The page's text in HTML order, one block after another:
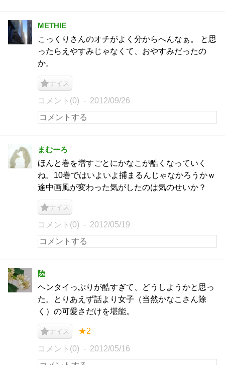
METHIE
こっくりさんのオチがよく分からへんなぁ。 と思
ったらえやすみじゃなくて、おやすみだったの
か。
ナイス
コメント(0) 2012/09/26
まむーろ
ほんと巻を増すごとにかなこが酷くなっていく
ね。10巻ではいよいよ捕まるんじゃなかろうかｗ
途中画風が変わった気がしたのは気のせいか？
ナイス
コメント(0) 2012/05/19
陸
ヘンタイっぷりが酷すぎて、どうしようかと思っ
た。とりあえず話より女子（当然かなこさん除
く）の可愛さだけを堪能。
ナイス ★2
コメント(0) 2012/05/16